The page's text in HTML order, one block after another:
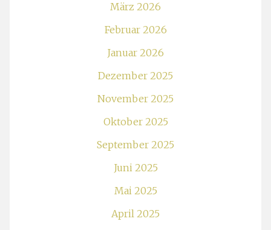
März 2026
Februar 2026
Januar 2026
Dezember 2025
November 2025
Oktober 2025
September 2025
Juni 2025
Mai 2025
April 2025